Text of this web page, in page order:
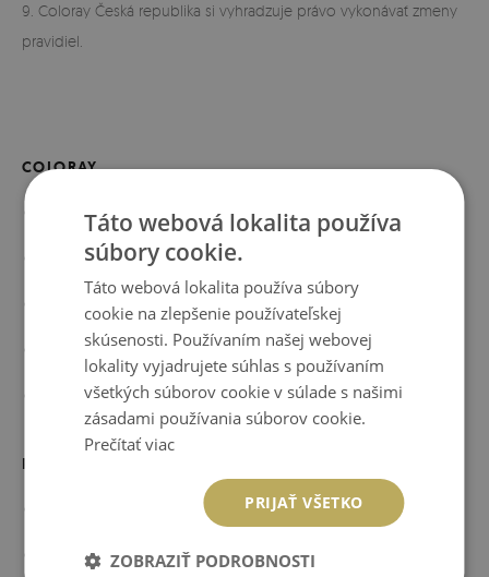
9. Coloray Česká republika si vyhradzuje právo vykonávať zmeny
pravidiel.
COLORAY
O NÁS
MATERIÁL MAGICSTICK
SPOLUPRÁCA
RECENZIE
PRE ZÁKAZNÍKOV
REKLAMÁCIA A VRÁTENIE
Táto webová lokalita používa
súbory cookie.
Táto webová lokalita používa súbory
cookie na zlepšenie používateľskej
skúsenosti. Používaním našej webovej
lokality vyjadrujete súhlas s používaním
všetkých súborov cookie v súlade s našimi
zásadami používania súborov cookie.
Prečítať viac
PRIJAŤ VŠETKO
ZOBRAZIŤ PODROBNOSTI